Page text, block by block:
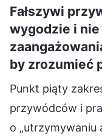
Fałszywi
wygodzie i nie
by zrozumieć
Punkt piąty
przywódców i
o „utrzymywaniu